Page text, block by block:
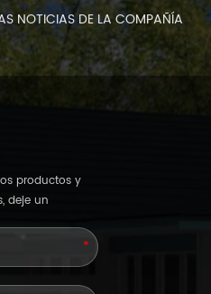
NOTICIAS DE LA COMPAÑÍA
productos y
deje un